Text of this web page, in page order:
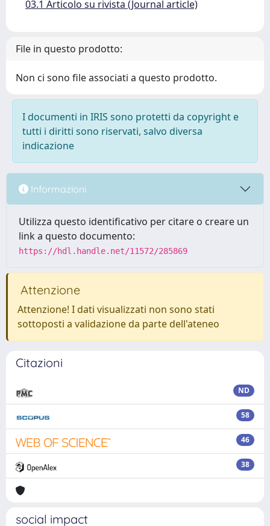
03.1 Articolo su rivista (Journal article)
File in questo prodotto:
Non ci sono file associati a questo prodotto.
I documenti in IRIS sono protetti da copyright e
tutti i diritti sono riservati, salvo diversa
indicazione
Informazioni
Utilizza questo identificativo per citare o creare un
link a questo documento:
https://hdl.handle.net/11572/285869
Attenzione
Attenzione! I dati visualizzati non sono stati
sottoposti a validazione da parte dell'ateneo
Citazioni
ND
58
46
38
social impact